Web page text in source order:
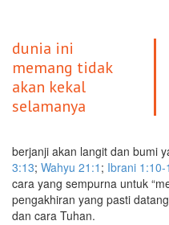
dunia ini
memang tidak
akan kekal
selamanya
berjanji akan langit dan bumi
3:13; Wahyu 21:1 ; Ibrani 1:10-
cara yang sempurna untuk
pengakhiran yang pasti
dan cara Tuhan.